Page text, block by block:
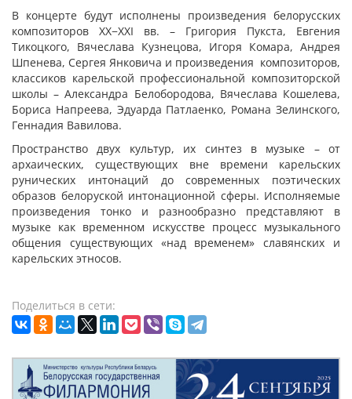
В концерте будут исполнены произведения белорусских
композиторов ХХ−ХХI вв. – Григория Пукста, Евгения
Тикоцкого, Вячеслава Кузнецова, Игоря Комара, Андрея
Шпенева, Сергея Янковича и произведения композиторов,
классиков карельской профессиональной композиторской
школы – Александра Белобородова, Вячеслава Кошелева,
Бориса Напреева, Эдуарда Патлаенко, Романа Зелинского,
Геннадия Вавилова.
Пространство двух культур, их синтез в музыке – от
архаических, существующих вне времени карельских
рунических интонаций до современных поэтических
образов белоруской интонационной сферы. Исполняемые
произведения тонко и разнообразно представляют в
музыке как временном искусстве процесс музыкального
общения существующих «над временем» славянских и
карельских этносов.